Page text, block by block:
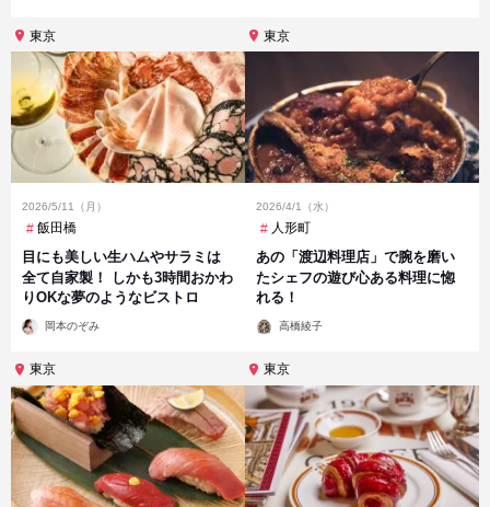
東京
2026/5/11（月）
飯田橋
目にも美しい生ハムやサラミは
全て自家製！ しかも3時間おかわ
りOKな夢のようなビストロ
投
稿
岡本のぞみ
東京
2026/4/1（水）
人形町
あの「渡辺料理店」で腕を磨い
たシェフの遊び心ある料理に惚
れる！
投
稿
高橋綾子
東京 東京